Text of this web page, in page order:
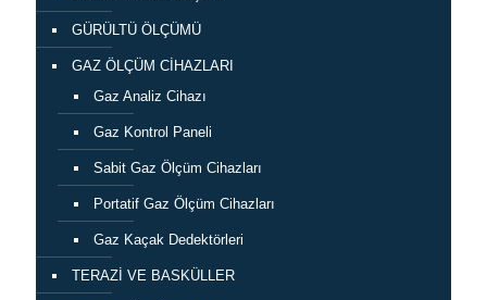
GÜRÜLTÜ ÖLÇÜMÜ
GAZ ÖLÇÜM CİHAZLARI
Gaz Analiz Cihazı
Gaz Kontrol Paneli
Sabit Gaz Ölçüm Cihazları
Portatif Gaz Ölçüm Cihazları
Gaz Kaçak Dedektörleri
TERAZİ VE BASKÜLLER